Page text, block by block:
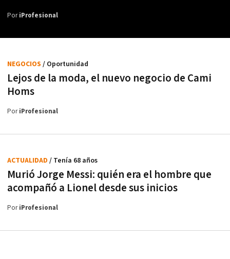
PoriProfesional
Lejos de la moda, el nuevo negocio de Cami
Homs
NEGOCIOS / Oportunidad
PoriProfesional
Murió Jorge Messi: quién era el hombre que
acompañó a Lionel desde sus inicios
ACTUALIDAD / Tenía 68 años
PoriProfesional